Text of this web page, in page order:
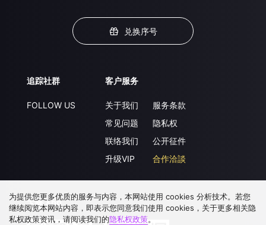
兑换序号
追踪社群
FOLLOW US
客户服务
关于我们
常见问题
联络我们
升级VIP
服务条款
隐私权
公开征件
合作洽談
下载 APP
为提供您更多优质的服务与内容，本网站使用 cookies 分析技术。若您
继续阅览本网站内容，即表示您同意我们使用 cookies，关于更多相关隐
私权政策资讯，请阅读我们的隐私权政策。